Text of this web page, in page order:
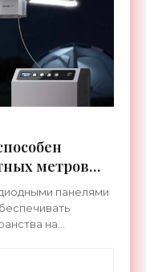
метров
панелями
на